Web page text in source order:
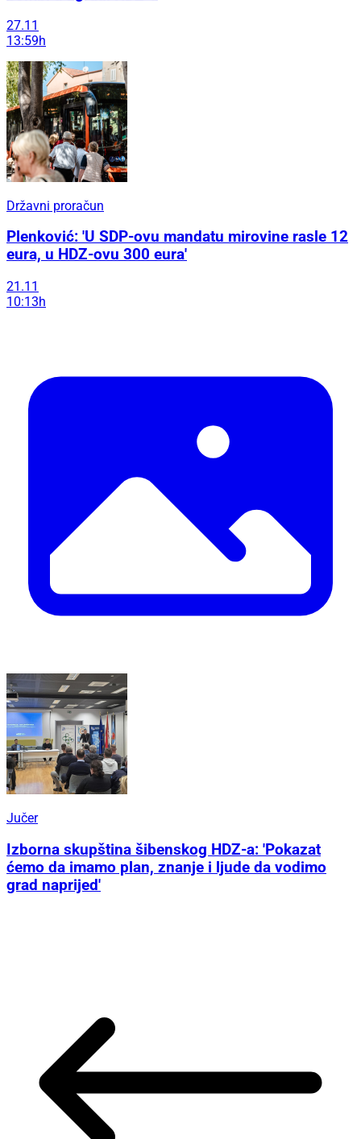
27.11
13:59h
Državni proračun
Plenković: 'U SDP-ovu mandatu mirovine rasle 12
eura, u HDZ-ovu 300 eura'
21.11
10:13h
Jučer
Izborna skupština šibenskog HDZ-a: 'Pokazat
ćemo da imamo plan, znanje i ljude da vodimo
grad naprijed'